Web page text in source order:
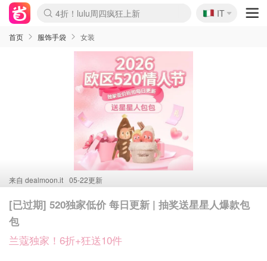
Boticinal 夏促开抢！
4折！lulu周四疯狂上新
速领！Stanley独家85折
Zalando 奥莱闪促！每日更新
🇮🇹
IT
首页 服饰手袋 女装
来自 dealmoon.it 05-22更新
[已过期] 520独家低价 每日更新 | 抽奖送星星人爆款包
包
兰蔻独家！6折+狂送10件